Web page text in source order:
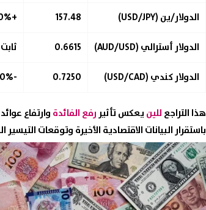
الدولار/ين (USD/JPY)
157.48
+1.20%
الدولار أسترالي (AUD/USD)
0.6615 ثابت
الدولار كندي (USD/CAD)
0.7250
-0.10%
هذا التراجع للين يعكس تأثير رفع الفائدة وارتفاع
باستقرار البيانات الاقتصادية الأخيرة وتوقعات